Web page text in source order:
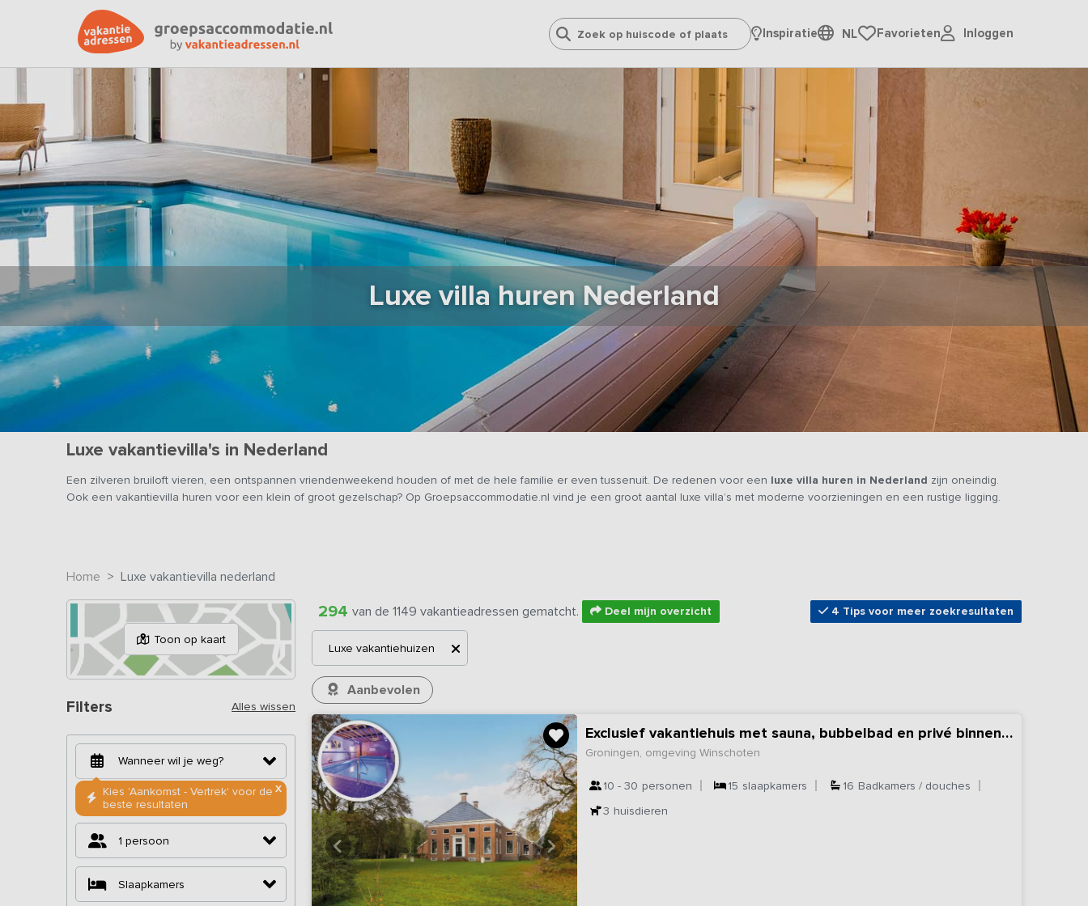
Inspiratie NL Favorieten Inloggen
Luxe villa huren Nederland
Luxe vakantievilla's in Nederland
Een zilveren bruiloft vieren, een ontspannen vriendenweekend houden of met de hele familie er even tussenuit. De redenen voor een luxe villa huren in Nederland zijn oneindig.
Ook een vakantievilla huren voor een klein of groot gezelschap? Op Groepsaccommodatie.nl vind je een groot aantal luxe villa’s met moderne voorzieningen en een rustige ligging.
Home Luxe vakantievilla nederland
Toon op kaart
Filters Alles wissen
X
Kies 'Aankomst - Vertrek' voor de
beste resultaten
1 persoon
Slaapkamers
294 van de 1149 vakantieadressen gematcht. Deel mijn overzicht 4 Tips voor meer zoekresultaten
Luxe vakantiehuizen
Aanbevolen
Exclusief vakantiehuis met sauna, bubbelbad en privé binnenzwembad inbegrepen
Groningen, omgeving Winschoten
10 - 30 personen 15 slaapkamers 16 Badkamers / douches
3 huisdieren